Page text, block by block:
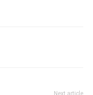
Next article